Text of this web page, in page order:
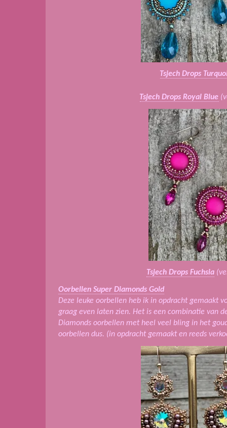
Tsjech Drops
Tsjech Drops Royal Blue
Tsjech Drops Fuchsia
Oorbellen Super Diamonds Gold
Deze leuke oorbellen heb ik in opdracht gemaakt
graag even laten zien. Het is een combinatie van
Diamonds oorbellen met heel veel bling in het
oorbellen dus. (in opdracht gemaakt en reeds